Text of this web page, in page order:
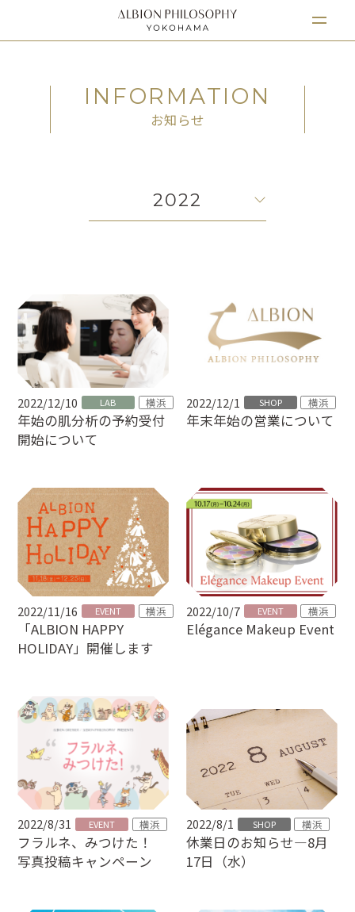
INFORMATION
お知らせ
2022
2022/12/10 LAB 横浜
年始の肌分析の予約受付
開始について
2022/12/1 SHOP 横浜
年末年始の営業について
2022/11/16 EVENT 横浜
「ALBION HAPPY
HOLIDAY」開催します
2022/10/7 EVENT 横浜
Elégance Makeup Event
2022/8/31 EVENT 横浜
フラルネ、みつけた！
写真投稿キャンペーン
2022/8/1 SHOP 横浜
休業日のお知らせ―8月
17日（水）